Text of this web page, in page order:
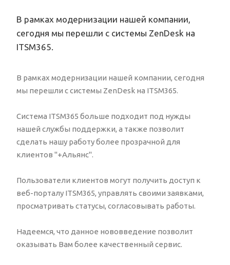
В рамках модернизации нашей компании,
сегодня мы перешли с системы ZenDesk на
ITSM365.
В рамках модернизации нашей компании, сегодня
мы перешли с системы ZenDesk на ITSM365.
Система ITSM365 больше подходит под нужды
нашей службы поддержки, а также позволит
сделать нашу работу более прозрачной для
клиентов "+Альянс".
Пользователи клиентов могут получить доступ к
веб-порталу ITSM365, управлять своими заявками,
просматривать статусы, согласовывать работы.
Надеемся, что данное нововведение позволит
оказывать Вам более качественный сервис.